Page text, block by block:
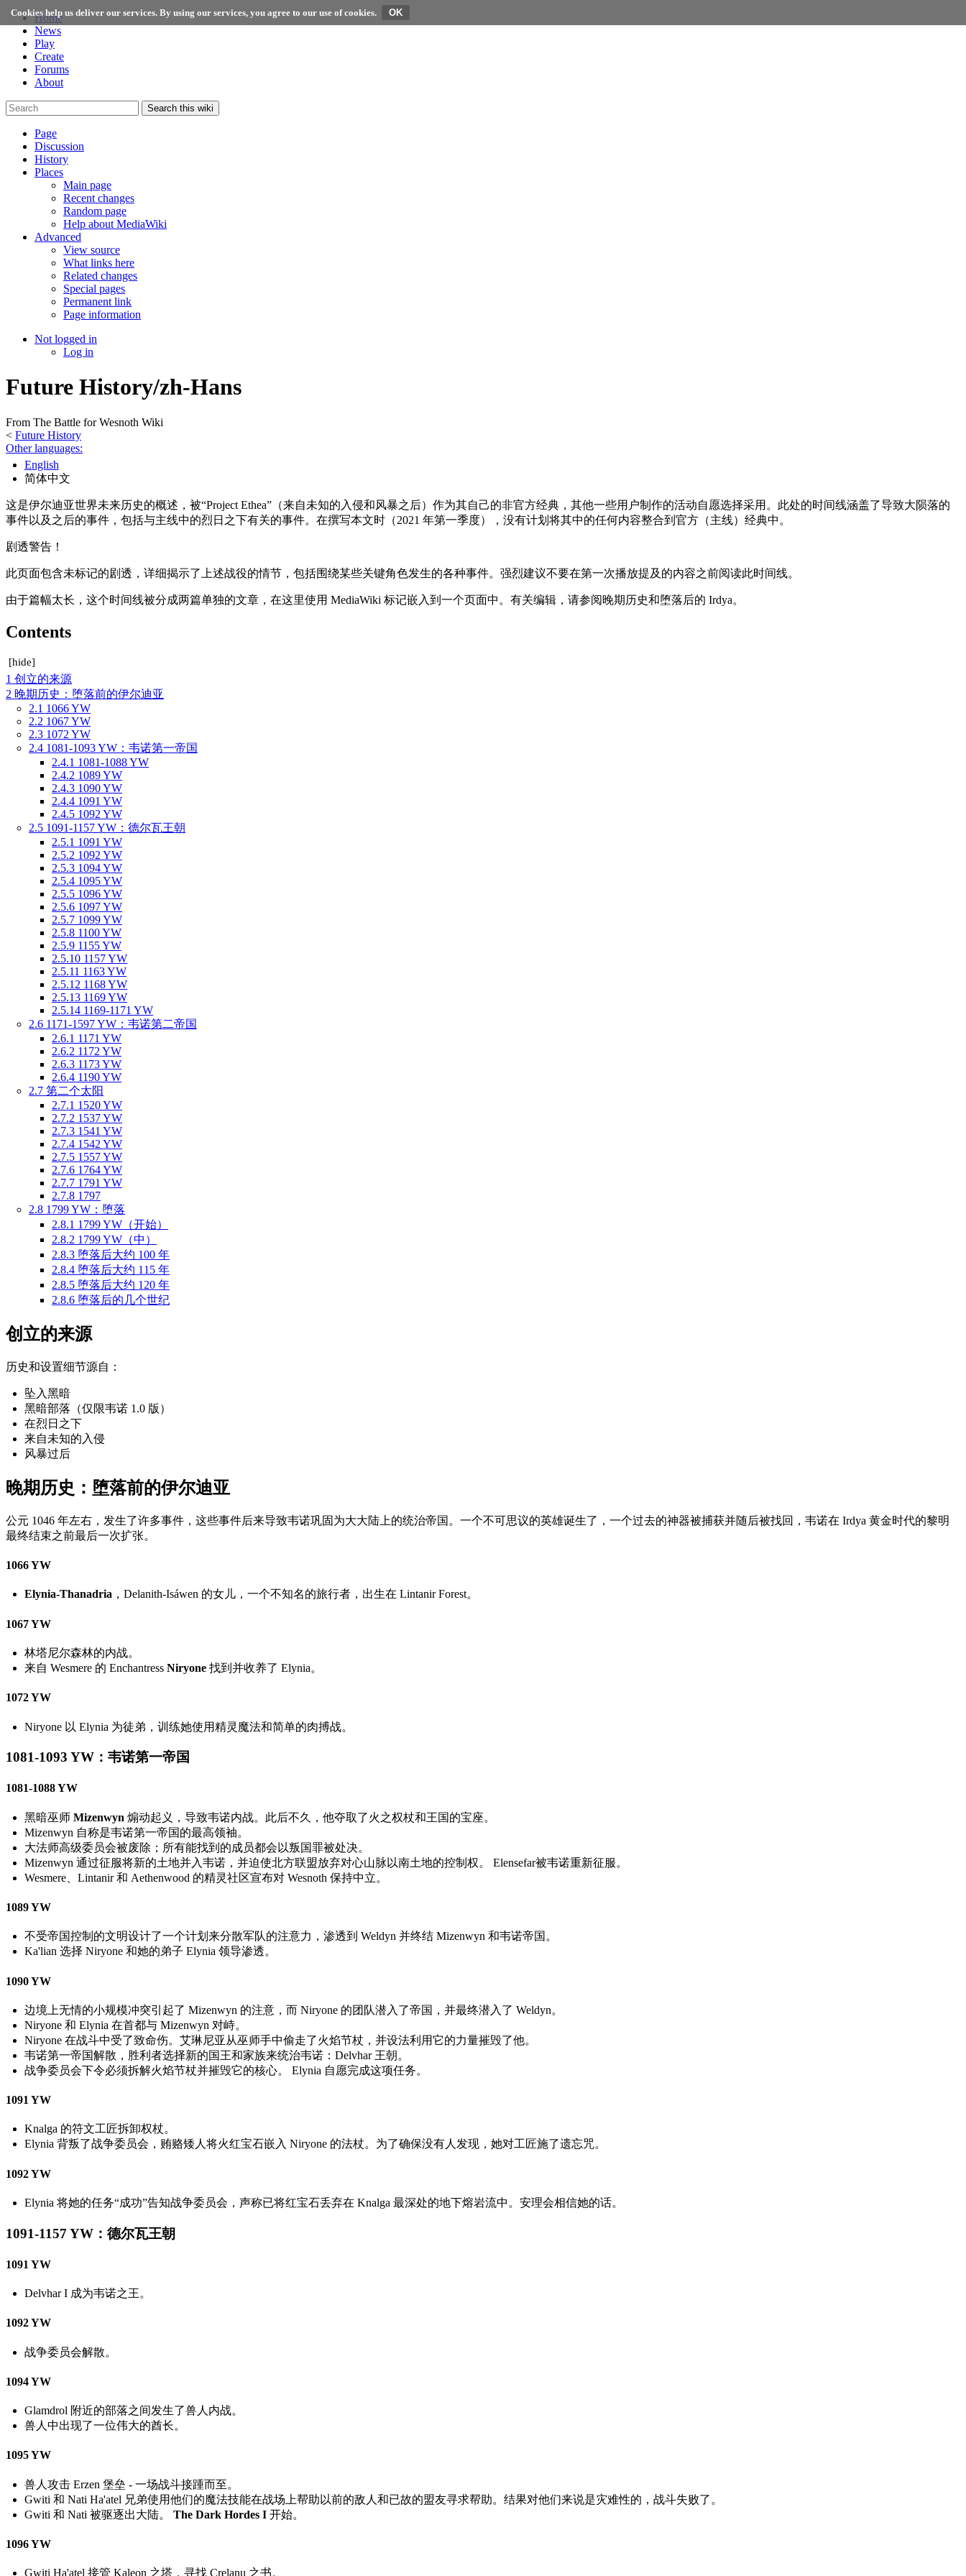
Cookies help us deliver our services. By using our services, you agree to our use of cookies.
Home
News
Play
Create
Forums
About
Search this wiki
Page
Discussion
History
Places
Main page
Recent changes
Random page
Help about MediaWiki
Advanced
View source
What links here
Related changes
Special pages
Permanent link
Page information
Not logged in
Log in
Future History/zh-Hans
From The Battle for Wesnoth Wiki
< Future History
Other languages:
English
简体中文
这是伊尔迪亚世界未来历史的概述，被“Project Ethea”（来自未知的入侵和风暴之后）作为其自己的非官方经典，其他一些用户制作的活动自愿选择采用。此处的时间线涵盖了导致大陨落的
事件以及之后的事件，包括与主线中的烈日之下有关的事件。在撰写本文时（2021 年第一季度），没有计划将其中的任何内容整合到官方（主线）经典中。
剧透警告！
此页面包含未标记的剧透，详细揭示了上述战役的情节，包括围绕某些关键角色发生的各种事件。强烈建议不要在第一次播放提及的内容之前阅读此时间线。
由于篇幅太长，这个时间线被分成两篇单独的文章，在这里使用 MediaWiki 标记嵌入到一个页面中。有关编辑，请参阅晚期历史和堕落后的 Irdya。
Contents
[hide]
1 创立的来源
2 晚期历史：堕落前的伊尔迪亚
2.1 1066 YW
2.2 1067 YW
2.3 1072 YW
2.4 1081-1093 YW：韦诺第一帝国
2.4.1 1081-1088 YW
2.4.2 1089 YW
2.4.3 1090 YW
2.4.4 1091 YW
2.4.5 1092 YW
2.5 1091-1157 YW：德尔瓦王朝
2.5.1 1091 YW
2.5.2 1092 YW
2.5.3 1094 YW
2.5.4 1095 YW
2.5.5 1096 YW
2.5.6 1097 YW
2.5.7 1099 YW
2.5.8 1100 YW
2.5.9 1155 YW
2.5.10 1157 YW
2.5.11 1163 YW
2.5.12 1168 YW
2.5.13 1169 YW
2.5.14 1169-1171 YW
2.6 1171-1597 YW：韦诺第二帝国
2.6.1 1171 YW
2.6.2 1172 YW
2.6.3 1173 YW
2.6.4 1190 YW
2.7 第二个太阳
2.7.1 1520 YW
2.7.2 1537 YW
2.7.3 1541 YW
2.7.4 1542 YW
2.7.5 1557 YW
2.7.6 1764 YW
2.7.7 1791 YW
2.7.8 1797
2.8 1799 YW：堕落
2.8.1 1799 YW（开始）
2.8.2 1799 YW（中）
2.8.3 堕落后大约 100 年
2.8.4 堕落后大约 115 年
2.8.5 堕落后大约 120 年
2.8.6 堕落后的几个世纪
创立的来源
历史和设置细节源自：
坠入黑暗
黑暗部落（仅限韦诺 1.0 版）
在烈日之下
来自未知的入侵
风暴过后
晚期历史：堕落前的伊尔迪亚
公元 1046 年左右，发生了许多事件，这些事件后来导致韦诺巩固为大大陆上的统治帝国。一个不可思议的英雄诞生了，一个过去的神器被捕获并随后被找回，韦诺在 Irdya 黄金时代的黎明
最终结束之前最后一次扩张。
1066 YW
Elynia-Thanadria，Delanith-Isáwen 的女儿，一个不知名的旅行者，出生在 Lintanir Forest。
1067 YW
林塔尼尔森林的内战。
来自 Wesmere 的 Enchantress Niryone找到并收养了 Elynia。
1072 YW
Niryone 以 Elynia 为徒弟，训练她使用精灵魔法和简单的肉搏战。
1081-1093 YW：韦诺第一帝国
1081-1088 YW
黑暗巫师 Mizenwyn 煽动起义，导致韦诺内战。此后不久，他夺取了火之权杖和王国的宝座。
Mizenwyn 自称是韦诺第一帝国的最高领袖。
大法师高级委员会被废除；所有能找到的成员都会以叛国罪被处决。
Mizenwyn 通过征服将新的土地并入韦诺，并迫使北方联盟放弃对心山脉以南土地的控制权。 Elensefar被韦诺重新征服。
Wesmere、Lintanir 和 Aethenwood 的精灵社区宣布对 Wesnoth 保持中立。
1089 YW
不受帝国控制的文明设计了一个计划来分散军队的注意力，渗透到 Weldyn 并终结 Mizenwyn 和韦诺帝国。
Ka'lian 选择 Niryone 和她的弟子 Elynia 领导渗透。
1090 YW
边境上无情的小规模冲突引起了 Mizenwyn 的注意，而 Niryone 的团队潜入了帝国，并最终潜入了 Weldyn。
Niryone 和 Elynia 在首都与 Mizenwyn 对峙。
Niryone 在战斗中受了致命伤。艾琳尼亚从巫师手中偷走了火焰节杖，并设法利用它的力量摧毁了他。
韦诺第一帝国解散，胜利者选择新的国王和家族来统治韦诺：Delvhar 王朝。
战争委员会下令必须拆解火焰节杖并摧毁它的核心。 Elynia 自愿完成这项任务。
1091 YW
Knalga 的符文工匠拆卸权杖。
Elynia 背叛了战争委员会，贿赂矮人将火红宝石嵌入 Niryone 的法杖。为了确保没有人发现，她对工匠施了遗忘咒。
1092 YW
Elynia 将她的任务“成功”告知战争委员会，声称已将红宝石丢弃在 Knalga 最深处的地下熔岩流中。安理会相信她的话。
1091-1157 YW：德尔瓦王朝
1091 YW
Delvhar I 成为韦诺之王。
1092 YW
战争委员会解散。
1094 YW
Glamdrol 附近的部落之间发生了兽人内战。
兽人中出现了一位伟大的酋长。
1095 YW
兽人攻击 Erzen 堡垒 - 一场战斗接踵而至。
Gwiti 和 Nati Ha'atel 兄弟使用他们的魔法技能在战场上帮助以前的敌人和已故的盟友寻求帮助。结果对他们来说是灾难性的，战斗失败了。
Gwiti 和 Nati 被驱逐出大陆。 The Dark Hordes I开始。
1096 YW
Gwiti Ha'atel 接管 Kaleon 之塔，寻找 Crelanu 之书。